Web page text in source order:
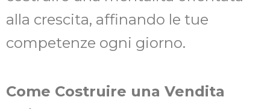
alla crescita, affinando le tue
competenze ogni giorno.
Come Costruire una Vendita